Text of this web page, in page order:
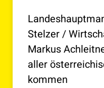
Stelzer /
Markus
aller
kommen